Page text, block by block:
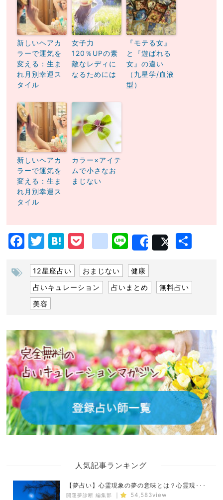
新しいヘアカ
ラーで運気を
変える：生ま
れ月別幸運ス
タイル
女子力
120％UPの素
敵なレディに
なるためには
『モテる女』
と『遊ばれる
女』の違い
（九星学/血液
型）
新しいヘアカ
ラーで運気を
変える：生ま
れ月別幸運ス
タイル
カラー×アイテ
ムで小さなお
まじない
Facebook
Twitter
Hatena
PocketLineSharePost
12星座占い おまじない
健康
占いキュレーション
占いまとめ
無料占い
美容
人気記事ランキング
【夢占い】心霊現象の夢の意味とは？心霊現･･･
開運夢診断 編集部 ｜ 54,583view